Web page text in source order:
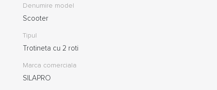
Denumire model
Scooter
Tipul
Trotineta cu 2 roti
Marca comerciala
SILAPRO